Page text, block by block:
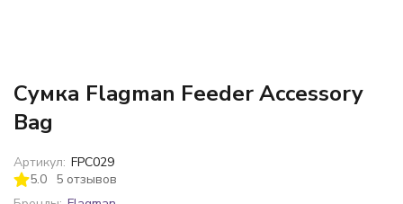
Сумка Flagman Feeder Accessory
Bag
5.0 5 отзывов
Артикул: FPC029